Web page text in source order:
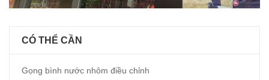
CÓ THỂ CẦN
Gọng bình nước nhôm điều chỉnh